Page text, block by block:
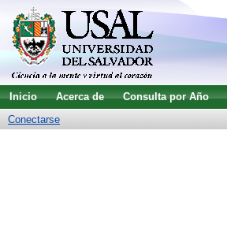
Inicio Acerca de Consulta por Año
Conectarse